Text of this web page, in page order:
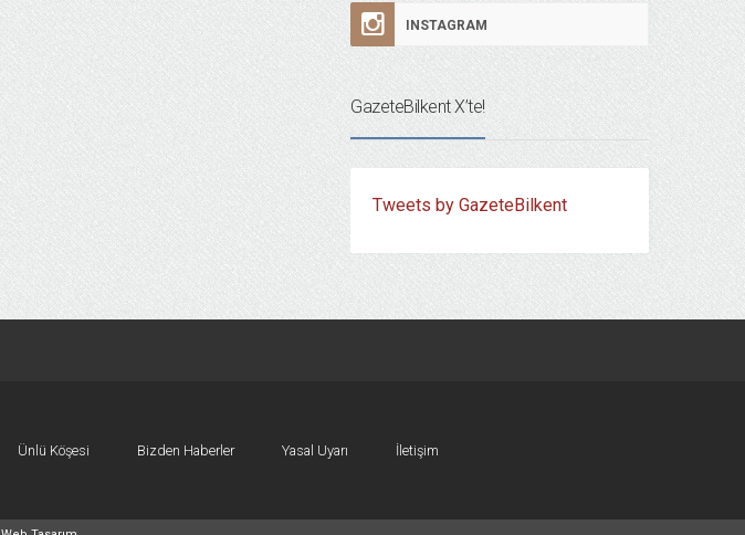
INSTAGRAM
GazeteBilkent X’te!
Tweets by GazeteBilkent
Ünlü Köşesi Bizden Haberler Yasal Uyarı İletişim